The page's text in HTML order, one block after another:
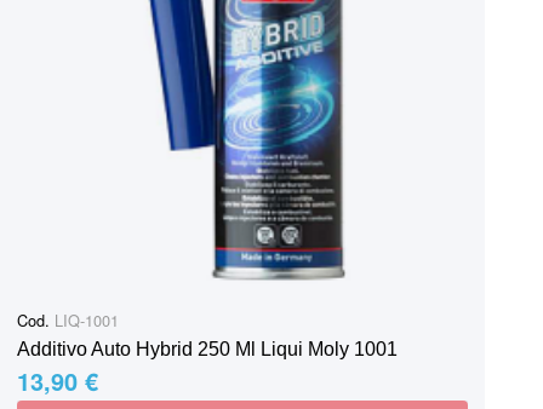
Cod. LIQ-1001
Additivo Auto Hybrid 250 Ml Liqui Moly 1001
13,90 €